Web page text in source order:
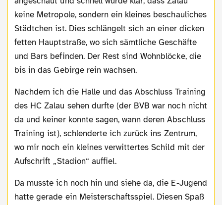
keine Metropole, sondern ein kleines beschauliches
Städtchen ist. Dies schlängelt sich an einer dicken
fetten Hauptstraße, wo sich sämtliche Geschäfte
und Bars befinden. Der Rest sind Wohnblöcke, die
bis in das Gebirge rein wachsen.
Nachdem ich die Halle und das Abschluss Training
des HC Zalau sehen durfte (der BVB war noch nicht
da und keiner konnte sagen, wann deren Abschluss
Training ist), schlenderte ich zurück ins Zentrum,
wo mir noch ein kleines verwittertes Schild mit der
Aufschrift „Stadion“ auffiel.
Da musste ich noch hin und siehe da, die E-Jugend
hatte gerade ein Meisterschaftsspiel. Diesen Spaß